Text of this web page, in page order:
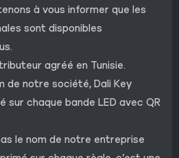
à vous informer que les
sont disponibles
agréé en Tunisie.
de notre société, Dali Key
sur chaque bande LED avec QR
le nom de notre entreprise